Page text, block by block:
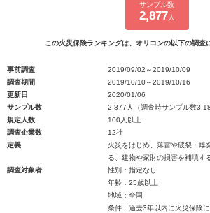
サンプル数
2,877 人
この火災保険ランキングは、オリコンの以下の調査
事前調査
2019/09/02～2019/10/09
調査期間
2019/10/10～2019/10/16
更新日
2020/01/06
サンプル数
2,877人（調査時サンプル数
規定人数
100人以上
調査企業数
12社
定義
火災をはじめ、落雷や破裂・爆
る、建物や家財の損害を補填す
調査対象者
性別：指定なし
年齢：25歳以上
地域：全国
条件：過去3年以内に火災保険